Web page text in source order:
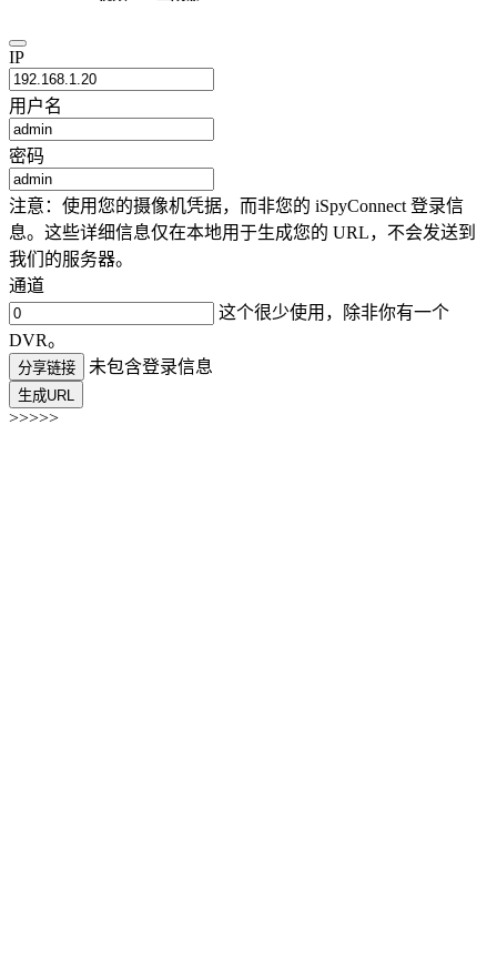
IP
用户名
密码
注意：使用您的摄像机凭据，而非您的 iSpyConnect 登录信
息。这些详细信息仅在本地用于生成您的 URL，不会发送到
我们的服务器。
通道
这个很少使用，除非你有一个
DVR。
分享链接 未包含登录信息
生成URL
>>>>>